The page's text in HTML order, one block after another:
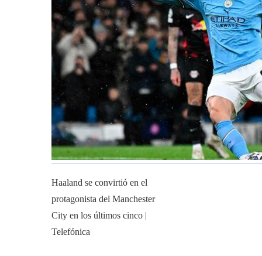
Haaland se convirtió en el
protagonista del Manchester
City en los últimos cinco |
Telefónica